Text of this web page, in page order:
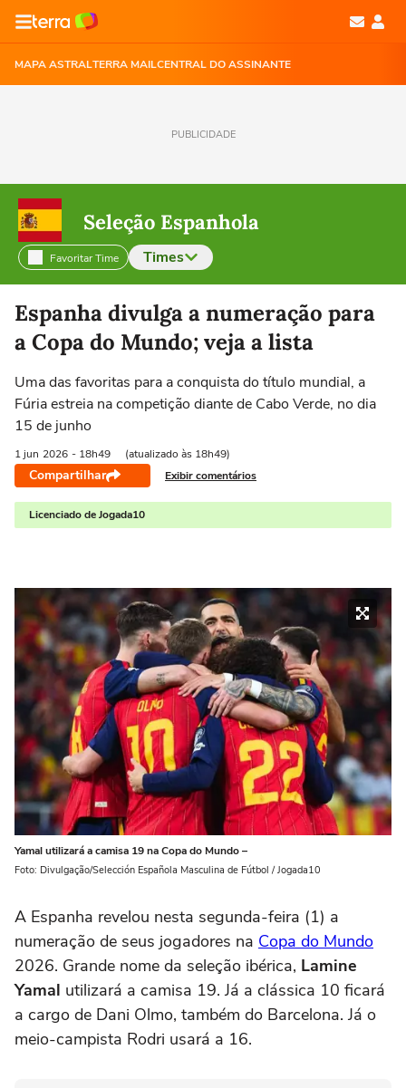
MAPA ASTRALTERRA MAILCENTRAL DO ASSINANTE
PUBLICIDADE
Seleção Espanhola
Favoritar Time Times
Selecione o time para ver as notícias
Espanha divulga a numeração para
a Copa do Mundo; veja a lista
Uma das favoritas para a conquista do título mundial, a
Fúria estreia na competição diante de Cabo Verde, no dia
15 de junho
1 jun 2026 - 18h49 (atualizado às 18h49)
Compartilhar Exibir comentários
Licenciado de Jogada10
Yamal utilizará a camisa 19 na Copa do Mundo –
Foto: Divulgação/Selección Española Masculina de Fútbol / Jogada10
A Espanha revelou nesta segunda-feira (1) a
numeração de seus jogadores na Copa do Mundo
2026. Grande nome da seleção ibérica, Lamine
Yamal utilizará a camisa 19. Já a clássica 10 ficará
a cargo de Dani Olmo, também do Barcelona. Já o
meio-campista Rodri usará a 16.